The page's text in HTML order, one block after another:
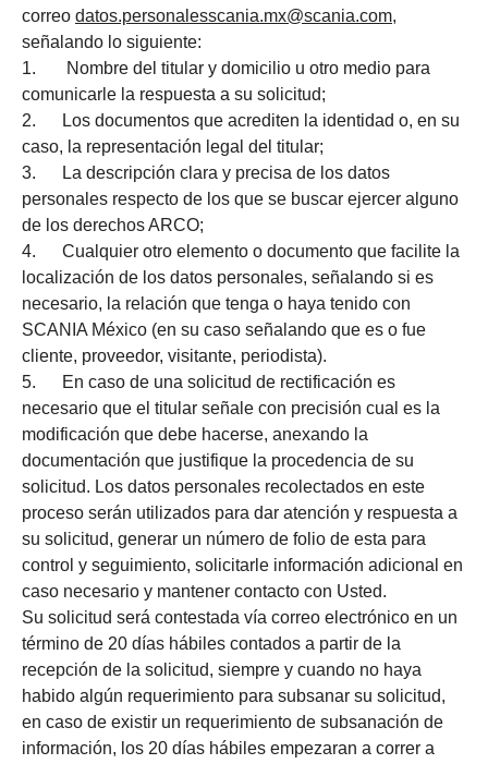
correo datos.personalesscania.mx@scania.com,
señalando lo siguiente:
1. Nombre del titular y domicilio u otro medio para
comunicarle la respuesta a su solicitud;
2. Los documentos que acrediten la identidad o, en su
caso, la representación legal del titular;
3. La descripción clara y precisa de los datos
personales respecto de los que se buscar ejercer alguno
de los derechos ARCO;
4. Cualquier otro elemento o documento que facilite la
localización de los datos personales, señalando si es
necesario, la relación que tenga o haya tenido con
SCANIA México (en su caso señalando que es o fue
cliente, proveedor, visitante, periodista).
5. En caso de una solicitud de rectificación es
necesario que el titular señale con precisión cual es la
modificación que debe hacerse, anexando la
documentación que justifique la procedencia de su
solicitud. Los datos personales recolectados en este
proceso serán utilizados para dar atención y respuesta a
su solicitud, generar un número de folio de esta para
control y seguimiento, solicitarle información adicional en
caso necesario y mantener contacto con Usted.
Su solicitud será contestada vía correo electrónico en un
término de 20 días hábiles contados a partir de la
recepción de la solicitud, siempre y cuando no haya
habido algún requerimiento para subsanar su solicitud,
en caso de existir un requerimiento de subsanación de
información, los 20 días hábiles empezaran a correr a